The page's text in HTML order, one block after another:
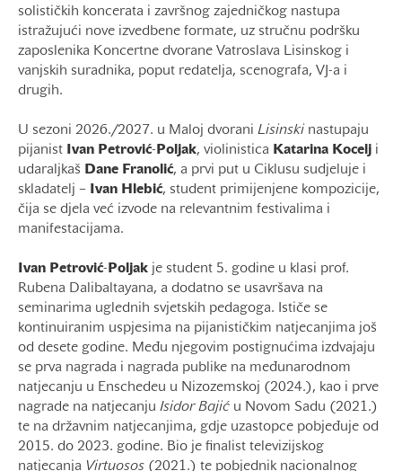
solističkih koncerata i završnog zajedničkog nastupa
istražujući nove izvedbene formate, uz stručnu podršku
zaposlenika Koncertne dvorane Vatroslava Lisinskog i
vanjskih suradnika, poput redatelja, scenografa, VJ-a i
drugih.
U sezoni 2026./2027. u Maloj dvorani Lisinski nastupaju
pijanist
Ivan Petrović- Poljak, violinistica Katarina Kocelj i
udaraljkaš
Dane Franolić, a prvi put u Ciklusu sudjeluje i
skladatelj –
Ivan Hlebić, student primijenjene kompozicije,
čija se djela već izvode na relevantnim festivalima i
manifestacijama.
Ivan Petrović- Poljak je student 5. godine u klasi prof.
Rubena Dalibaltayana, a dodatno se usavršava na
seminarima uglednih svjetskih pedagoga. Ističe se
kontinuiranim uspjesima na pijanističkim natjecanjima još
od desete godine. Među njegovim postignućima izdvajaju
se prva nagrada i nagrada publike na međunarodnom
natjecanju u Enschedeu u Nizozemskoj (2024.), kao i prve
nagrade na natjecanju Isidor Bajić u Novom Sadu (2021.)
te na državnim natjecanjima, gdje uzastopce pobjeđuje od
2015. do 2023. godine. Bio je finalist televizijskog
natjecanja Virtuosos (2021.) te pobjednik nacionalnog